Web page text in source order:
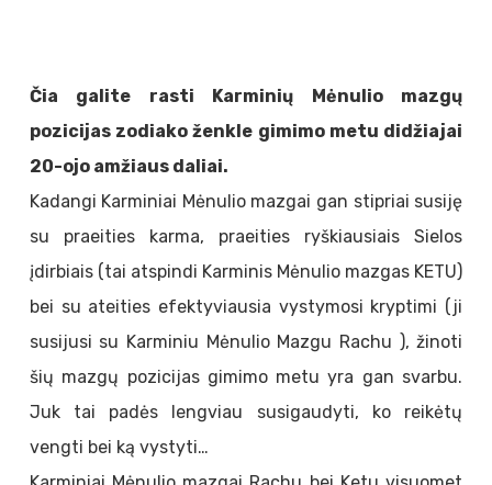
Čia galite rasti Karminių Mėnulio mazgų
pozicijas zodiako ženkle gimimo metu didžiajai
20-ojo amžiaus daliai.
Kadangi Karminiai Mėnulio mazgai gan stipriai susiję
su praeities karma, praeities ryškiausiais Sielos
įdirbiais (tai atspindi Karminis Mėnulio mazgas KETU)
bei su ateities efektyviausia vystymosi kryptimi (ji
susijusi su Karminiu Mėnulio Mazgu Rachu ), žinoti
šių mazgų pozicijas gimimo metu yra gan svarbu.
Juk tai padės lengviau susigaudyti, ko reikėtų
vengti bei ką vystyti…